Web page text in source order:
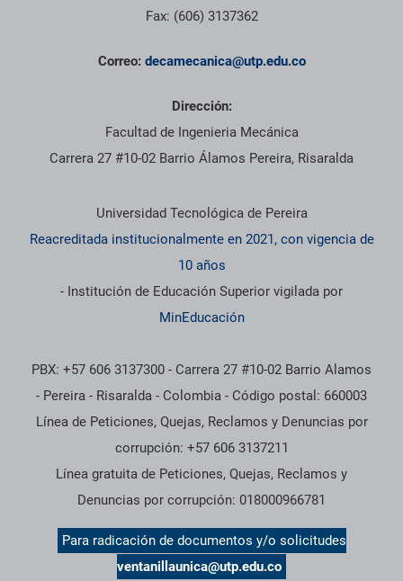
Fax: (606) 3137362
Correo: decamecanica@utp.edu.co
Dirección:
Facultad de Ingenieria Mecánica
Carrera 27 #10-02 Barrio Álamos Pereira, Risaralda
Información institucional
Universidad Tecnológica de Pereira
Reacreditada institucionalmente en 2021, con vigencia de
10 años
- Institución de Educación Superior vigilada por
MinEducación
PBX: +57 606 3137300 - Carrera 27 #10-02 Barrio Alamos
- Pereira - Risaralda - Colombia - Código postal: 660003
Línea de Peticiones, Quejas, Reclamos y Denuncias por
corrupción: +57 606 3137211
Línea gratuita de Peticiones, Quejas, Reclamos y
Denuncias por corrupción: 018000966781
Para radicación de documentos y/o solicitudes
ventanillaunica@utp.edu.co